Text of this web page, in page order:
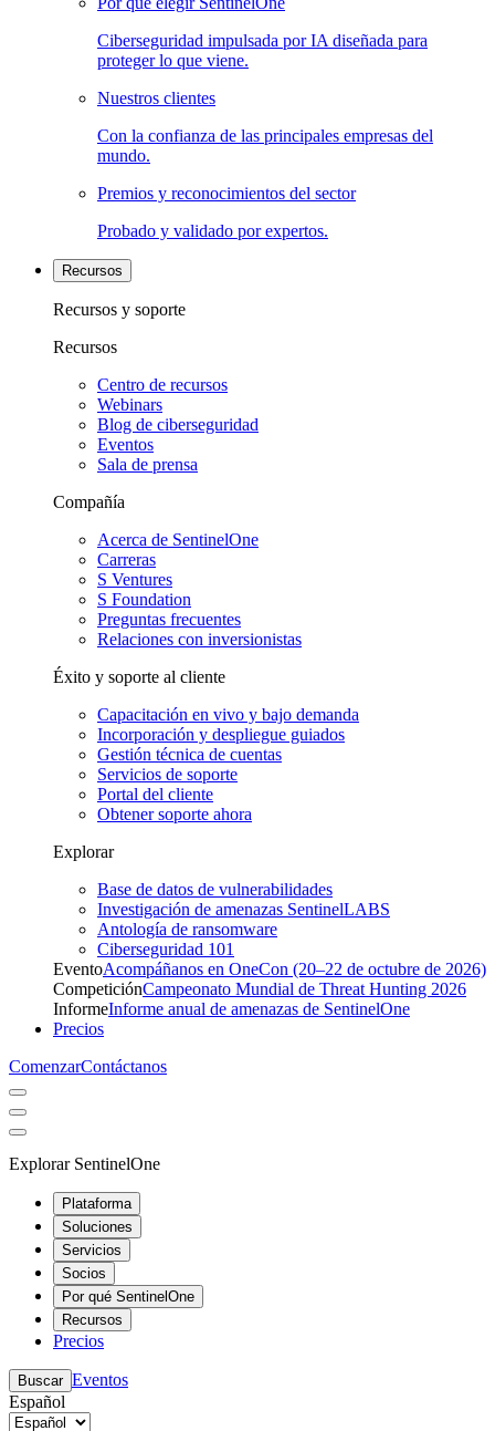
Ciberseguridad impulsada por IA diseñada para
proteger lo que viene.
Nuestros clientes
Con la confianza de las principales empresas del
mundo.
Premios y reconocimientos del sector
Probado y validado por expertos.
Recursos
Recursos y soporte
Recursos
Centro de recursos
Webinars
Blog de ciberseguridad
Eventos
Sala de prensa
Compañía
Acerca de SentinelOne
Carreras
S Ventures
S Foundation
Preguntas frecuentes
Relaciones con inversionistas
Éxito y soporte al cliente
Capacitación en vivo y bajo demanda
Incorporación y despliegue guiados
Gestión técnica de cuentas
Servicios de soporte
Portal del cliente
Obtener soporte ahora
Explorar
Base de datos de vulnerabilidades
Investigación de amenazas SentinelLABS
Antología de ransomware
Ciberseguridad 101
EventoAcompáñanos en OneCon (20–22 de octubre de 2026)
CompeticiónCampeonato Mundial de Threat Hunting 2026
InformeInforme anual de amenazas de SentinelOne
Precios
ComenzarContáctanos
Explorar SentinelOne
Plataforma
Soluciones
Servicios
Socios
Por qué SentinelOne
Recursos
Precios
Buscar Eventos
Español